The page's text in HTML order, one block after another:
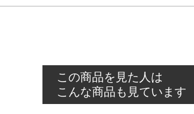
この商品を見た人は
こんな商品も見ています